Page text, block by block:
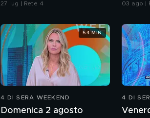
27 lug | Rete 4 03 ago |
4 DI SERA WEEKEND
Domenica 2 agosto
54 MIN
4 DI